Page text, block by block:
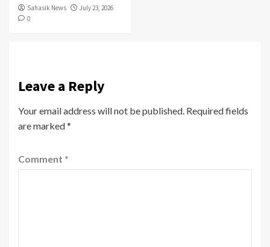
Sahasik News
July 23, 2026
0
Leave a Reply
Your email address will not be published. Required fields
are marked*
Comment *